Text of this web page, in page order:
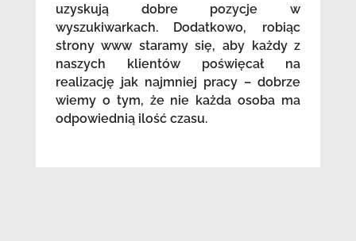
uzyskują dobre pozycje w
wyszukiwarkach. Dodatkowo, robiąc
strony www staramy się, aby każdy z
naszych klientów poświęcał na
realizację jak najmniej pracy – dobrze
wiemy o tym, że nie każda osoba ma
odpowiednią ilość czasu.